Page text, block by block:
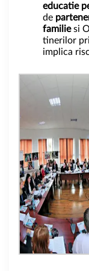
educatie
de
familiesi
tinerilor
implica